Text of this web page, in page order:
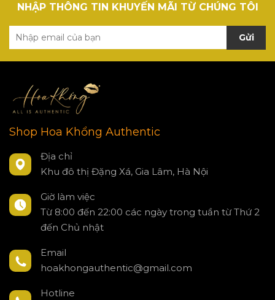
NHẬP THÔNG TIN KHUYẾN MÃI TỪ CHÚNG TÔI
Gửi
Shop Hoa Khổng Authentic
Địa chỉ
Khu đô thị Đặng Xá, Gia Lâm, Hà Nội
Giờ làm việc
Từ 8:00 đến 22:00 các ngày trong tuần từ Thứ 2
đến Chủ nhật
Email
hoakhongauthentic@gmail.com
Hotline